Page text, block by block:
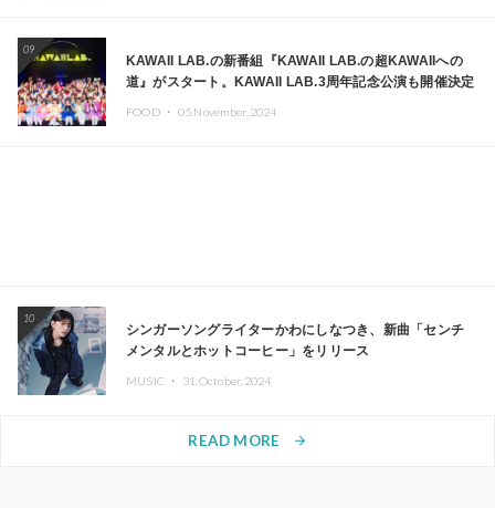
09
KAWAII LAB.の新番組『KAWAII LAB.の超KAWAIIへの
道』がスタート。KAWAII LAB.3周年記念公演も開催決定
FOOD ・ 05.November.2024
10
シンガーソングライターかわにしなつき、新曲「センチ
メンタルとホットコーヒー」をリリース
MUSIC ・ 31.October.2024
READ MORE arrow_forward